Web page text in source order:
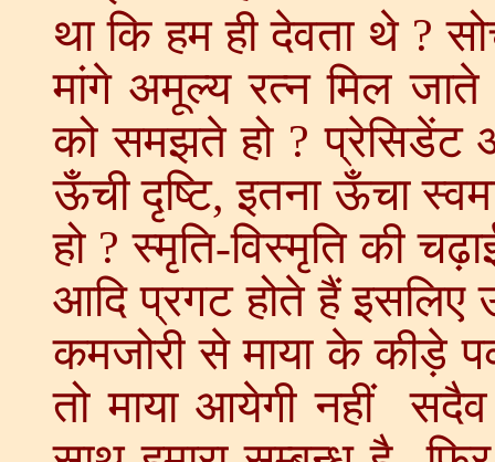
था कि हम ही देवता थे ?
मांगे अमूल्य रत्न मिल
को समझते हो ? प्रेसिडेंट
ऊँची दृष्टि, इतना ऊँचा
हो ? स्मृति-विस्मृति की
आदि प्रगट होते हैं इसलिए
कमजोरी से माया के कीड़े
तो माया आयेगी नहीं